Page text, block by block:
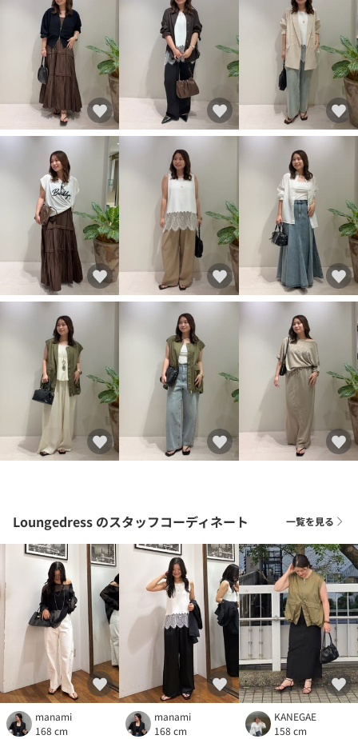
Loungedress のスタッフコーディネート 一覧を見る
manami
168 cm
manami
168 cm
KANEGAE
158 cm